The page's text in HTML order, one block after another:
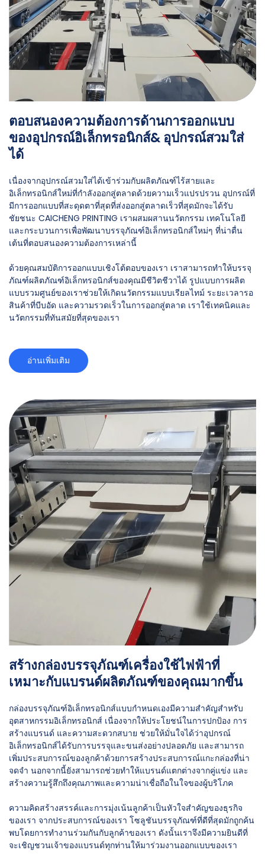
ตอบสนองความต้องการด้านการออกแบบ
ของอุปกรณ์อิเล็กทรอนิกส์& อุปกรณ์สวมใส่
ได้
เนื่องจากอุปกรณ์สวมใส่ได้เข้าร่วมกับผลิตภัณฑ์ไร้สายและ
อิเล็กทรอนิกส์ใหม่ที่กำลังออกสู่ตลาดด้วยความเร็วแปรปรวน อุปกรณ์ที่
มีการออกแบบที่สะดุดตาที่สุดที่ส่งออกสู่ตลาดเร็วที่สุดมักจะได้รับ
ชัยชนะ CAICHENG PRINTING เราผสมผสานนวัตกรรม เทคโนโลยี
และกระบวนการเพื่อพัฒนาบรรจุภัณฑ์อิเล็กทรอนิกส์ใหม่ๆ ที่น่าตื่น
เต้นที่ตอบสนองความต้องการเหล่านี้
ด้วยคุณสมบัติการออกแบบเชิงโต้ตอบของเรา เราสามารถทำให้บรรจุ
ภัณฑ์ผลิตภัณฑ์อิเล็กทรอนิกส์ของคุณมีชีวิตชีวาได้ รูปแบบการผลิต
แบบรวมศูนย์ของเราช่วยให้เกิดนวัตกรรมแบบเรียลไทม์ ระยะเวลารอ
สินค้าที่บีบอัด และความรวดเร็วในการออกสู่ตลาด เราใช้เทคนิคและ
นวัตกรรมที่ทันสมัยที่สุดของเรา
อ่านเพิ่มเติม
สร้างกล่องบรรจุภัณฑ์เครื่องใช้ไฟฟ้าที่
เหมาะกับแบรนด์ผลิตภัณฑ์ของคุณมากขึ้น
กล่องบรรจุภัณฑ์อิเล็กทรอนิกส์แบบกำหนดเองมีความสำคัญสำหรับ
อุตสาหกรรมอิเล็กทรอนิกส์ เนื่องจากให้ประโยชน์ในการปกป้อง การ
สร้างแบรนด์ และความสะดวกสบาย ช่วยให้มั่นใจได้ว่าอุปกรณ์
อิเล็กทรอนิกส์ได้รับการบรรจุและขนส่งอย่างปลอดภัย และสามารถ
เพิ่มประสบการณ์ของลูกค้าด้วยการสร้างประสบการณ์แกะกล่องที่น่า
จดจำ นอกจากนี้ยังสามารถช่วยทำให้แบรนด์แตกต่างจากคู่แข่ง และ
สร้างความรู้สึกถึงคุณภาพและความน่าเชื่อถือในใจของผู้บริโภค
ความคิดสร้างสรรค์และการมุ่งเน้นลูกค้าเป็นหัวใจสำคัญของธุรกิจ
ของเรา จากประสบการณ์ของเรา โซลูชันบรรจุภัณฑ์ที่ดีที่สุดมักถูกค้น
พบโดยการทำงานร่วมกันกับลูกค้าของเรา ดังนั้นเราจึงมีความยินดีที่
จะเชิญชวนเจ้าของแบรนด์ทุกท่านให้มาร่วมงานออกแบบของเรา